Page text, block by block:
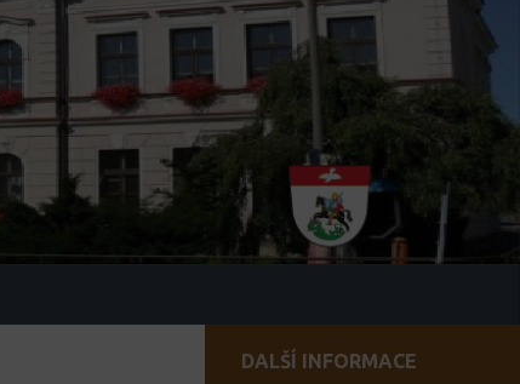
DALŠÍ INFORMACE